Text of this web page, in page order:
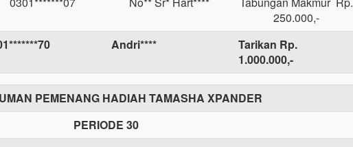
250.000,-
Andri****
Tarikan Rp.
1.000.000,-
PEMENANG HADIAH TAMASHA XPANDER
PERIODE 30